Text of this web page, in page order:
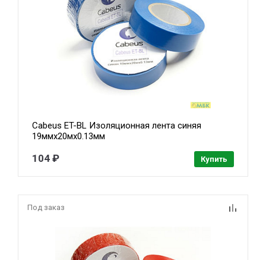
Cabeus ET-BL Изоляционная лента синяя
19ммх20мх0.13мм
104 ₽ Купить
Под заказ